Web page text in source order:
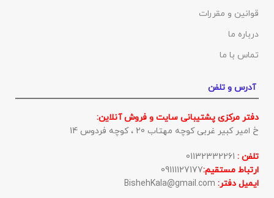
قوانین و مقررات
درباره ما
تماس با ما
آدرس و تلفن
دفتر مرکزی پشتیبانی سایت و فروش آنلاین:
خ امیر کبیر غربی کوچه مهتاب 20 ، کوچه فردوس 14
تلفن :
ارتباط مستقیم:09111127177
ایمیل دفتر: